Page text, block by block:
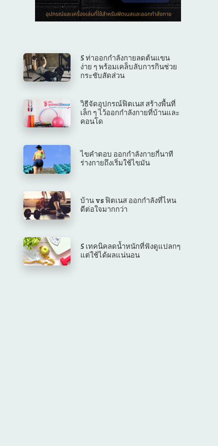
5 ท่าออกกำลังกายลดต้นแขน
ง่าย ๆ พร้อมเคล็บลับการกินช่วย
กระชับสัดส่วน
วิธีจัดอุปกรณ์ฟิตเนส สร้างพื้นที่
เล็ก ๆ ไว้ออกกำลังกายที่บ้านและ
คอนโด
ไขคำตอบ ออกกำลังกายกี่นาที
ร่างกายถึงเริ่มใช้ไขมัน
บ้าน vs ฟิตเนส ออกกำลังที่ไหน
ดีต่อใจมากกว่า
5 เทคนิคลดน้ำหนักที่ฟังดูแปลกๆ
แต่ใช้ได้ผลแน่นอน